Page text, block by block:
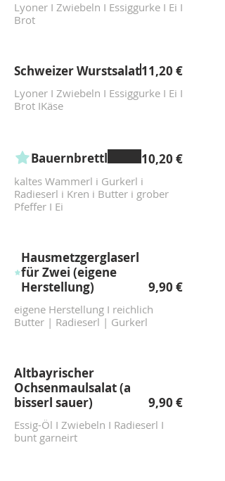
Lyoner I Zwiebeln I Essiggurke I Ei I
Brot
Schweizer Wurstsalat
Lyoner I Zwiebeln I Essiggurke I Ei I
Brot IKäse
11,20 €
Bauernbrettl
kaltes Wammerl i Gurkerl i
Radieserl i Kren i Butter i grober
Pfeffer I Ei
10,20 €
Hausmetzgerglaserl
für Zwei (eigene
Herstellung)
eigene Herstellung I reichlich
Butter | Radieserl | Gurkerl
9,90 €
Altbayrischer
Ochsenmaulsalat (a
bisserl sauer)
Essig-Öl I Zwiebeln I Radieserl I
bunt garneirt
9,90 €